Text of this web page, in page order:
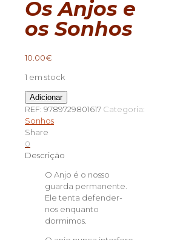
Os Anjos e
os Sonhos
10.00€
1 em stock
Quantidade
de
Os
Anjos
e
os
Adicionar
REF: 9789729801617 Categoria:
Sonhos
Share
0
Descrição
O Anjo é o nosso
guarda permanente.
Ele tenta defender-
nos enquanto
dormimos.